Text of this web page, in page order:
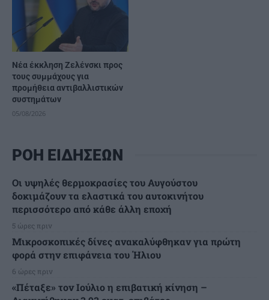
Νέα έκκληση Ζελένσκι προς
τους συμμάχους για
προμήθεια αντιβαλλιστικών
συστημάτων
05/08/2026
ΡΟΗ ΕΙΔΗΣΕΩΝ
Οι υψηλές θερμοκρασίες του Αυγούστου
δοκιμάζουν τα ελαστικά του αυτοκινήτου
περισσότερο από κάθε άλλη εποχή
5 ώρες πριν
Μικροσκοπικές δίνες ανακαλύφθηκαν για πρώτη
φορά στην επιφάνεια του Ήλιου
6 ώρες πριν
«Πέταξε» τον Ιούλιο η επιβατική κίνηση –